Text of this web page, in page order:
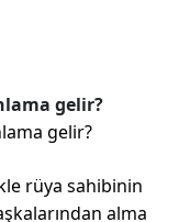
gelir?
gelir?
rüya sahibinin
alma